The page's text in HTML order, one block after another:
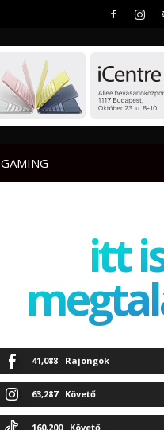
GAMING
itt
41,088 Rajongók
63,287 Követő
160,200 Követő